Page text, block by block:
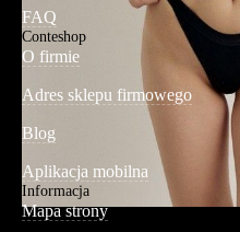
FAQ
Conteshop
O firmie
Adres sklepu firmowego
Blog
Aplikacja mobilna
Informacja
Mapa strony